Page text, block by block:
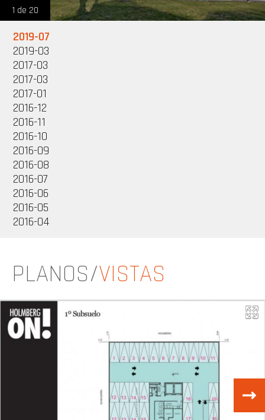
1 de 20
2019-07
2019-03
2017-03
2017-03
2017-01
2016-12
2016-11
2016-10
2016-09
2016-08
2016-07
2016-06
2016-05
2016-04
PLANOS/VISTAS